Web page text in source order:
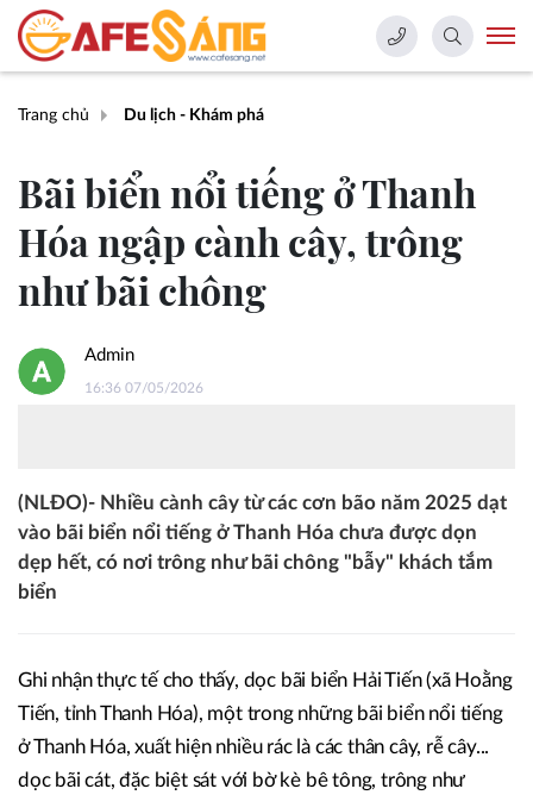
Trang chủ Du lịch - Khám phá
Bãi biển nổi tiếng ở Thanh
Hóa ngập cành cây, trông
như bãi chông
Admin
16:36 07/05/2026
(NLĐO)- Nhiều cành cây từ các cơn bão năm 2025 dạt
vào bãi biển nổi tiếng ở Thanh Hóa chưa được dọn
dẹp hết, có nơi trông như bãi chông "bẫy" khách tắm
biển
Ghi nhận thực tế cho thấy, dọc bãi biển Hải Tiến (xã Hoằng
Tiến, tỉnh Thanh Hóa), một trong những bãi biển nổi tiếng
ở Thanh Hóa, xuất hiện nhiều rác là các thân cây, rễ cây...
dọc bãi cát, đặc biệt sát với bờ kè bê tông, trông như